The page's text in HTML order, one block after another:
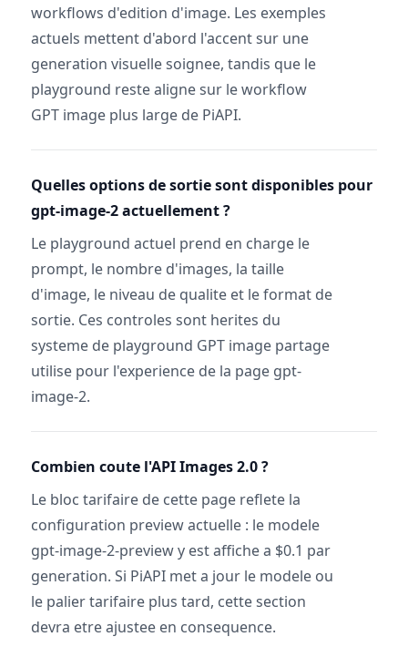
workflows d'edition d'image. Les exemples
actuels mettent d'abord l'accent sur une
generation visuelle soignee, tandis que le
playground reste aligne sur le workflow
GPT image plus large de PiAPI.
Quelles options de sortie sont disponibles pour
gpt-image-2 actuellement ?
Le playground actuel prend en charge le
prompt, le nombre d'images, la taille
d'image, le niveau de qualite et le format de
sortie. Ces controles sont herites du
systeme de playground GPT image partage
utilise pour l'experience de la page gpt-
image-2.
Combien coute l'API Images 2.0 ?
Le bloc tarifaire de cette page reflete la
configuration preview actuelle : le modele
gpt-image-2-preview y est affiche a $0.1 par
generation. Si PiAPI met a jour le modele ou
le palier tarifaire plus tard, cette section
devra etre ajustee en consequence.